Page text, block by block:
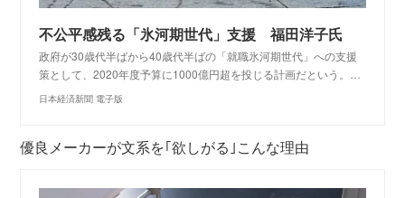
不公平感残る「氷河期世代」支援 福田洋子氏
政府が30歳代半ばから40歳代半ばの「就職氷河期世代」への支援
策として、2020年度予算に1000億円超を投じる計画だという。…
日本経済新聞 電子版
優良メーカーが文系を｢欲しがる｣こんな理由